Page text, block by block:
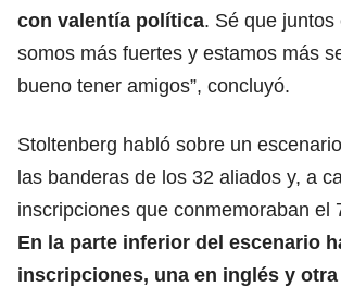
con valentía política. Sé que juntos
somos más fuertes y estamos más
bueno tener amigos”, concluyó.
Stoltenberg habló sobre un
las banderas de los 32 aliados y, a
inscripciones que conmemoraban el
En la parte inferior del escenario
inscripciones, una en inglés y